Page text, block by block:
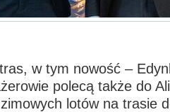
w tym nowość –
polecą także do
lotów na trasie